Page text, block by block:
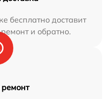
бесплатно доставит
и обратно.